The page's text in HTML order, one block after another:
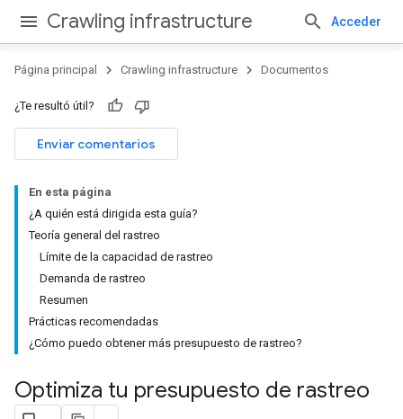
Crawling infrastructure Acceder
Página principal Crawling infrastructure Documentos
¿Te resultó útil?
Enviar comentarios
En esta página
¿A quién está dirigida esta guía?
Teoría general del rastreo
Límite de la capacidad de rastreo
Demanda de rastreo
Resumen
Prácticas recomendadas
¿Cómo puedo obtener más presupuesto de rastreo?
Optimiza tu presupuesto de rastreo